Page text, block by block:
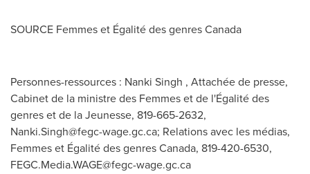
SOURCE Femmes et Égalité des genresCanada
Personnes-ressources : Nanki Singh , Attachée de presse,
Cabinet de la ministre des Femmes et de l'Égalité des
genres et de la Jeunesse, 819-665-2632,
Nanki.Singh@fegc-wage.gc.ca; Relations avec les médias,
Femmes et Égalité des genres Canada, 819-420-6530,
FEGC.Media.WAGE@fegc-wage.gc.ca